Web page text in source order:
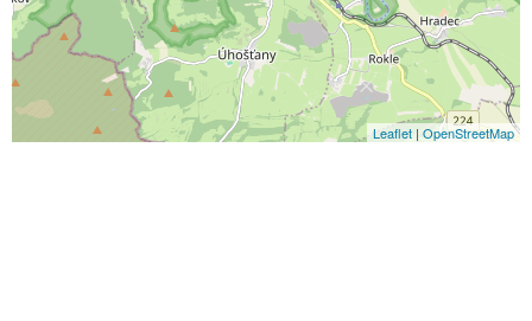
Leaflet | OpenStreetMap